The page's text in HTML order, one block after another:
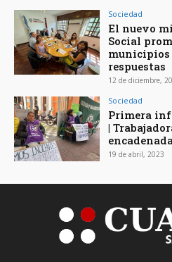
Sociedad
El nuevo
Social
municipios
respuestas
12 de diciembre,
Sociedad
Primera
|
19 de abril, 2023